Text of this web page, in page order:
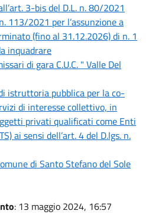
3-bis del D.L. n. 80/2021
113/2021 per l’assunzione a
(fino al 31.12.2026) di n. 1
inquadrare
di gara C.U.C. " Valle Del
istruttoria pubblica per la co-
di interesse collettivo, in
privati qualificati come Enti
ai sensi dell’art. 4 del D.lgs. n.
di Santo Stefano del Sole
: 13 maggio 2024, 16:57